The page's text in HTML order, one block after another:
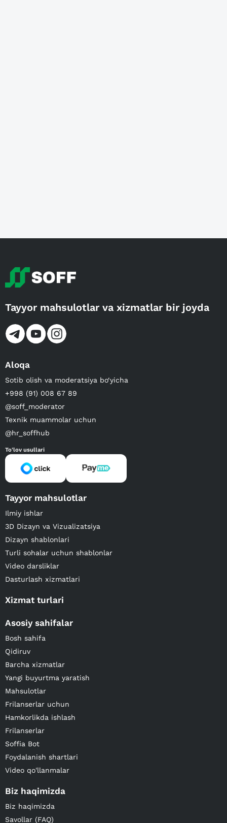
Tayyor mahsulotlar va xizmatlar bir joyda
Aloqa
Sotib olish va moderatsiya bo‘yicha
+998 (91) 008 67 89
@soff_moderator
Texnik muammolar uchun
@hr_soffhub
To'lov usullari
Tayyor mahsulotlar
Ilmiy ishlar
3D Dizayn va Vizualizatsiya
Dizayn shablonlari
Turli sohalar uchun shablonlar
Video darsliklar
Dasturlash xizmatlari
Xizmat turlari
Asosiy sahifalar
Bosh sahifa
Qidiruv
Barcha xizmatlar
Yangi buyurtma yaratish
Mahsulotlar
Frilanserlar uchun
Hamkorlikda ishlash
Frilanserlar
Soffia Bot
Foydalanish shartlari
Video qo'llanmalar
Biz haqimizda
Biz haqimizda
Savollar (FAQ)